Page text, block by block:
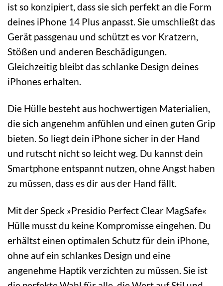
ist so konzipiert, dass sie sich perfekt an die Form
deines iPhone 14 Plus anpasst. Sie umschließt das
Gerät passgenau und schützt es vor Kratzern,
Stößen und anderen Beschädigungen.
Gleichzeitig bleibt das schlanke Design deines
iPhones erhalten.
Die Hülle besteht aus hochwertigen Materialien,
die sich angenehm anfühlen und einen guten Grip
bieten. So liegt dein iPhone sicher in der Hand
und rutscht nicht so leicht weg. Du kannst dein
Smartphone entspannt nutzen, ohne Angst haben
zu müssen, dass es dir aus der Hand fällt.
Mit der Speck »Presidio Perfect Clear MagSafe«
Hülle musst du keine Kompromisse eingehen. Du
erhältst einen optimalen Schutz für dein iPhone,
ohne auf ein schlankes Design und eine
angenehme Haptik verzichten zu müssen. Sie ist